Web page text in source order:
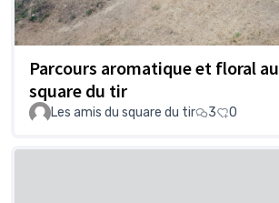
Parcours aromatique et floral au
square du tir
Les amis du square du tir 3 0